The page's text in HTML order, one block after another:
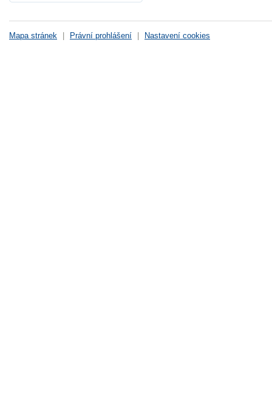
Mapa stránek Právní prohlášení Nastavení cookies